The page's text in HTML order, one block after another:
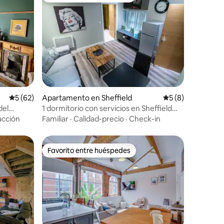
Calificación promedio: 5 de 5, 62 reseñas
5 (62)
Apartamento en Sheffield Calificación
5 (8)
1 dormitorio con servicios en Sheffield
City
Familiar · Calidad-precio · Check-in
Favorito entre huéspedes
Favorito entre huéspedes